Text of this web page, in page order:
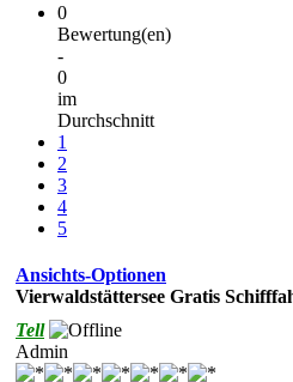
0
Bewertung(en)
-
0
im
Durchschnitt
1
2
3
4
5
Ansichts-Optionen
Vierwaldstättersee Gratis
Tell
Admin